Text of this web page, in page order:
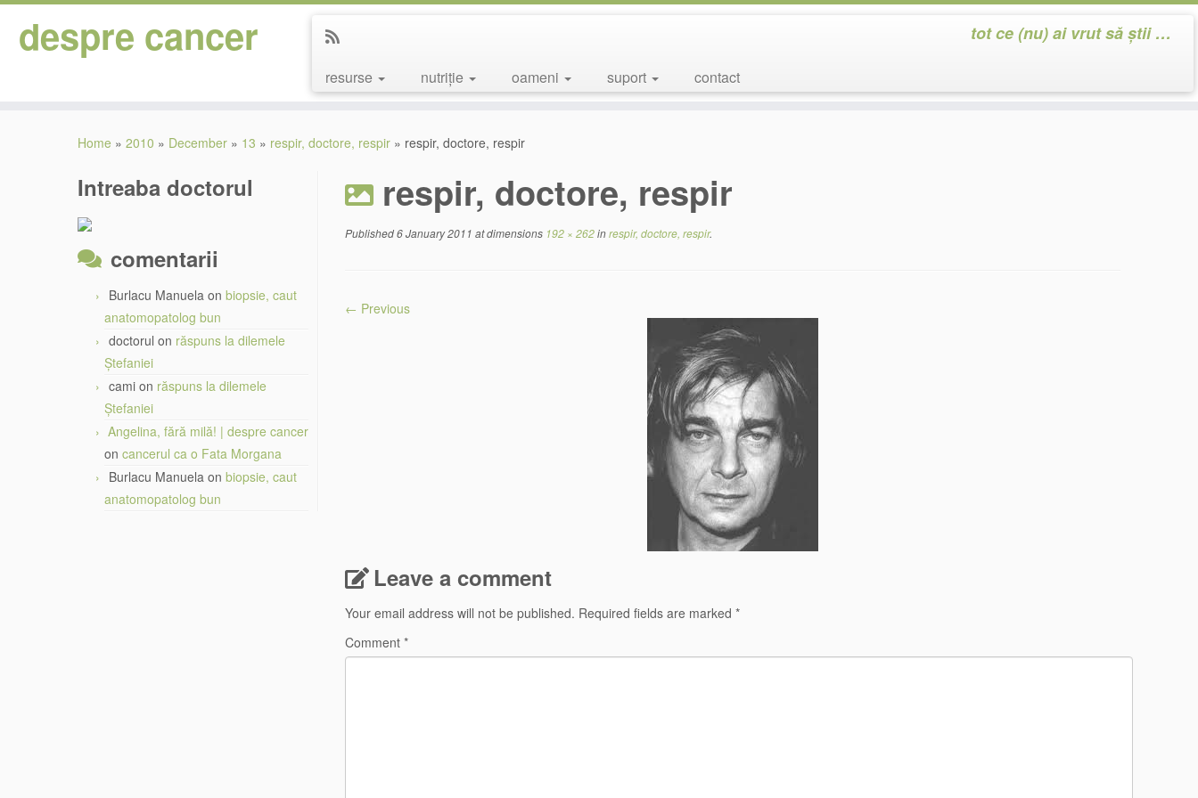
despre cancer tot ce (nu) ai vrut să știi …
resurse nutriție oameni suport contact
Home » 2010 » December » 13 » respir, doctore, respir » respir, doctore, respir
Intreaba doctorul
comentarii
Burlacu Manuela on biopsie, caut
anatomopatolog bun
doctorul on răspuns la dilemele
Ștefaniei
cami on răspuns la dilemele
Ștefaniei
Angelina, fără milă! | despre cancer
on cancerul ca o Fata Morgana
Burlacu Manuela on biopsie, caut
anatomopatolog bun
respir, doctore, respir
Published6 January 2011 at dimensions 192 × 262inrespir, doctore, respir.
← Previous
Leave a comment
Your email address will not be published. Required fields are marked *
Comment *